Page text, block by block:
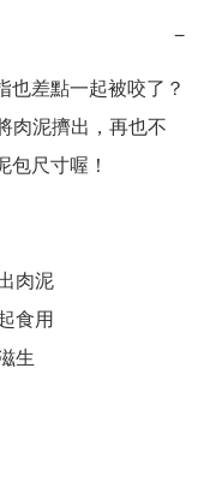
−
也差點一起被咬了？
肉泥擠出，再也不
包尺寸喔！
肉泥
食用
生